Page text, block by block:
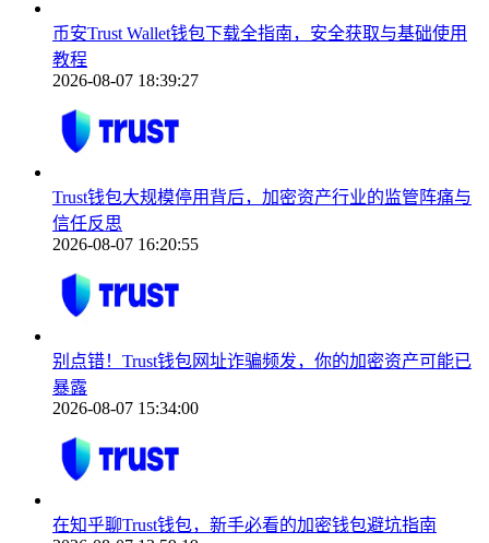
币安Trust Wallet钱包下载全指南，安全获取与基础使用
教程
2026-08-07 18:39:27
Trust钱包大规模停用背后，加密资产行业的监管阵痛与
信任反思
2026-08-07 16:20:55
别点错！Trust钱包网址诈骗频发，你的加密资产可能已
暴露
2026-08-07 15:34:00
在知乎聊Trust钱包，新手必看的加密钱包避坑指南